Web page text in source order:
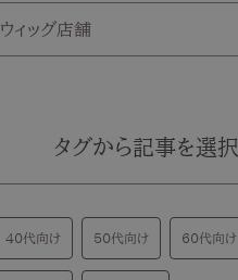
ウィッグ店舗
タグから記事を選択
40代向け 50代向け 60代向け